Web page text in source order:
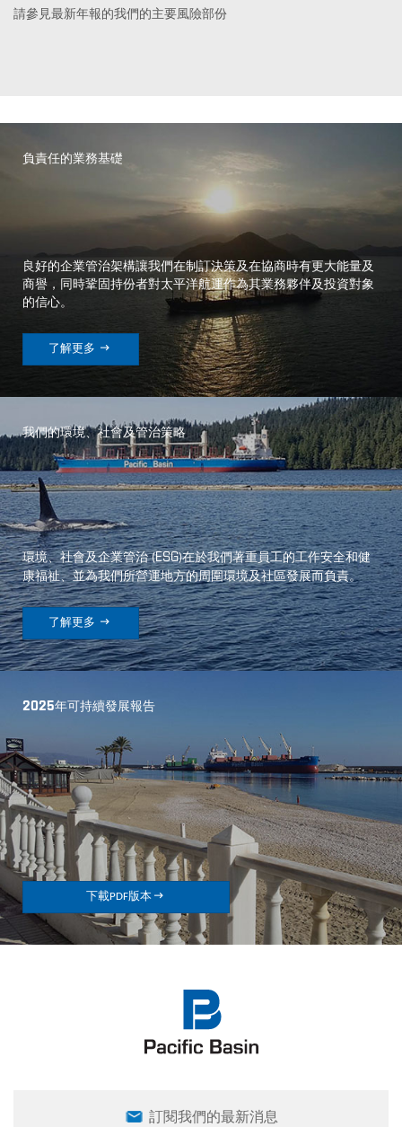
請參見最新年報的我們的主要風險部份
負責任的業務基礎
良好的企業管治架構讓我們在制訂決策及在協商時有更大能量及
商譽，同時鞏固持份者對太平洋航運作為其業務夥伴及投資對象
的信心。
了解更多 
我們的環境、社會及管治策略
環境、社會及企業管治(ESG)在於我們著重員工的工作安全和健
康福祉、並為我們所營運地方的周圍環境及社區發展而負責。
了解更多 
2025年可持續發展報告
下載PDF版本 
訂閱我們的最新消息